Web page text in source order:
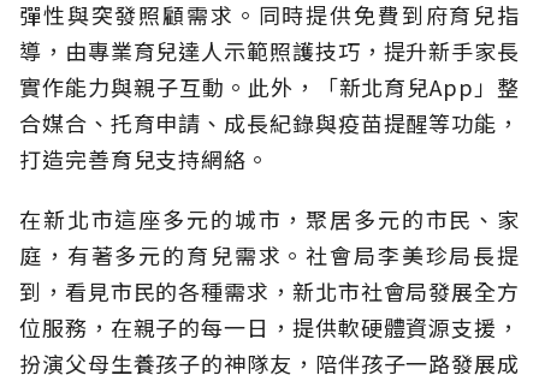
彈性與突發照顧需求。同時提供免費到府育兒指
導，由專業育兒達人示範照護技巧，提升新手家長
實作能力與親子互動。此外，「新北育兒App」整
合媒合、托育申請、成長紀錄與疫苗提醒等功能，
打造完善育兒支持網絡。
在新北市這座多元的城市，聚居多元的市民、家
庭，有著多元的育兒需求。社會局李美珍局長提
到，看見市民的各種需求，新北市社會局發展全方
位服務，在親子的每一日，提供軟硬體資源支援，
扮演父母生養孩子的神隊友，陪伴孩子一路發展成